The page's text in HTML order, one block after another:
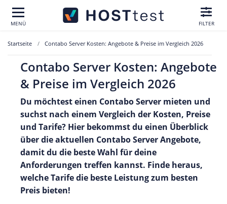
MENÜ FILTER
Startseite Contabo Server Kosten: Angebote & Preise im Vergleich 2026
Contabo Server Kosten: Angebote
& Preise im Vergleich 2026
Du möchtest einen Contabo Server mieten und
suchst nach einem Vergleich der Kosten, Preise
und Tarife? Hier bekommst du einen Überblick
über die aktuellen Contabo Server Angebote,
damit du die beste Wahl für deine
Anforderungen treffen kannst. Finde heraus,
welche Tarife die beste Leistung zum besten
Preis bieten!